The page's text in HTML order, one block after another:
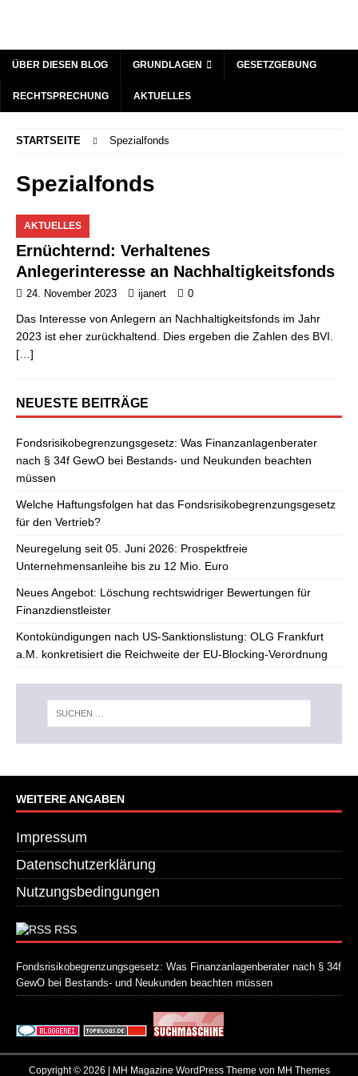
ÜBER DIESEN BLOG GRUNDLAGEN GESETZGEBUNG
RECHTSPRECHUNG AKTUELLES
STARTSEITE Spezialfonds
Spezialfonds
AKTUELLES
Ernüchternd: Verhaltenes
Anlegerinteresse an Nachhaltigkeitsfonds
24. November 2023 ijanert 0
Das Interesse von Anlegern an Nachhaltigkeitsfonds im Jahr
2023 ist eher zurückhaltend. Dies ergeben die Zahlen des BVI.
[…]
NEUESTE BEITRÄGE
Fondsrisikobegrenzungsgesetz: Was Finanzanlagenberater
nach § 34f GewO bei Bestands- und Neukunden beachten
müssen
Welche Haftungsfolgen hat das Fondsrisikobegrenzungsgesetz
für den Vertrieb?
Neuregelung seit 05. Juni 2026: Prospektfreie
Unternehmensanleihe bis zu 12 Mio. Euro
Neues Angebot: Löschung rechtswidriger Bewertungen für
Finanzdienstleister
Kontokündigungen nach US-Sanktionslistung: OLG Frankfurt
a.M. konkretisiert die Reichweite der EU-Blocking-Verordnung
WEITERE ANGABEN
Impressum
Datenschutzerklärung
Nutzungsbedingungen
RSS
Fondsrisikobegrenzungsgesetz: Was Finanzanlagenberater nach § 34f
GewO bei Bestands- und Neukunden beachten müssen
Copyright © 2026 | MH Magazine WordPress Theme von MH Themes